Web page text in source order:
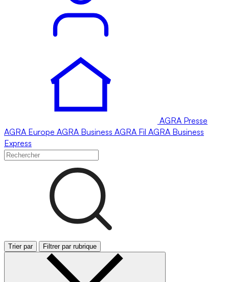
AGRA Presse
AGRA Europe AGRA Business AGRA Fil AGRA Business
Express
Trier par Filtrer par rubrique